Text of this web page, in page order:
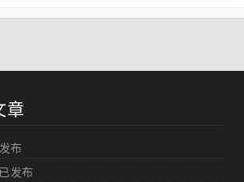
章
布
发布